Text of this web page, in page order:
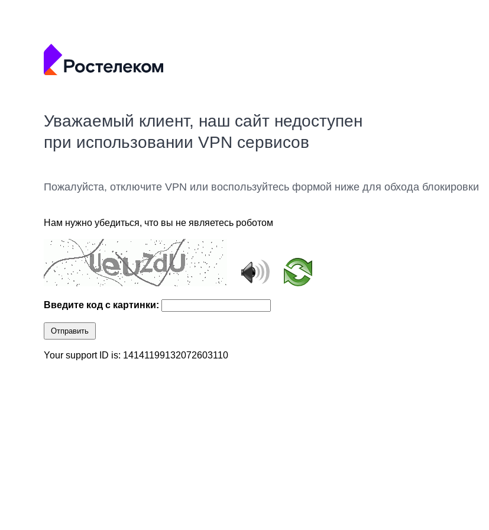
Уважаемый клиент, наш сайт недоступен
при использовании VPN сервисов
Пожалуйста, отключите VPN или воспользуйтесь формой ниже для обхода блокировки
Нам нужно убедиться, что вы не являетесь роботом
Введите код с картинки:
Отправить
Your support ID is: 14141199132072603110